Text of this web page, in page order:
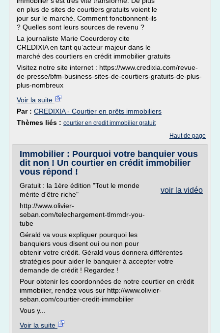
en plus de sites de courtiers gratuits voient le
jour sur le marché. Comment fonctionnent-ils
? Quelles sont leurs sources de revenu ?
La journaliste Marie Coeurderoy cite
CREDIXIA en tant qu’acteur majeur dans le
marché des courtiers en crédit immobilier gratuits
Visitez notre site internet : https://www.credixia.com/revue-
de-presse/bfm-business-sites-de-courtiers-gratuits-de-plus-
plus-nombreux
Voir la suite
Par : CREDIXIA - Courtier en prêts immobiliers
Thèmes liés : courtier en credit immobilier gratuit
Haut de page
Immobilier : Pourquoi votre banquier vous
dit non ! Un courtier en crédit immobilier
vous répond !
voir la vidéo
Gratuit : la 1ère édition "Tout le monde
mérite d'être riche"
http://www.olivier-
seban.com/telechargement-tlmmdr-you-
tube
Gérald va vous expliquer pourquoi les
banquiers vous disent oui ou non pour
obtenir votre crédit. Gérald vous donnera différentes
stratégies pour aider le banquier à accepter votre
demande de crédit ! Regardez !
Pour obtenir les coordonnées de notre courtier en crédit
immobilier, rendez vous sur http://www.olivier-
seban.com/courtier-credit-immobilier
Vous y...
Voir la suite